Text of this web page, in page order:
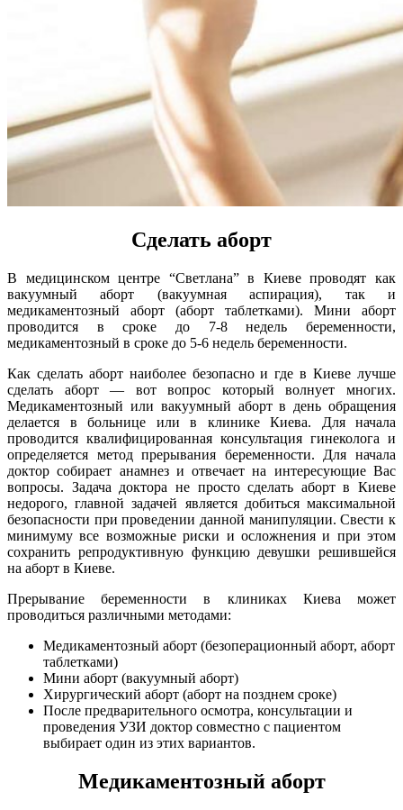
Сделать аборт
В медицинском центре “Светлана” в Киеве проводят как
вакуумный аборт (вакуумная аспирация), так и
медикаментозный аборт (аборт таблетками). Мини аборт
проводится в сроке до 7-8 недель беременности,
медикаментозный в сроке до 5-6 недель беременности.
Как сделать аборт наиболее безопасно и где в Киеве лучше
сделать аборт — вот вопрос который волнует многих.
Медикаментозный или вакуумный аборт в день обращения
делается в больнице или в клинике Киева. Для начала
проводится квалифицированная консультация гинеколога и
определяется метод прерывания беременности. Для начала
доктор собирает анамнез и отвечает на интересующие Вас
вопросы. Задача доктора не просто сделать аборт в Киеве
недорого, главной задачей является добиться максимальной
безопасности при проведении данной манипуляции. Свести к
минимуму все возможные риски и осложнения и при этом
сохранить репродуктивную функцию девушки решившейся
на аборт в Киеве.
Прерывание беременности в клиниках Киева может
проводиться различными методами:
Медикаментозный аборт (безоперационный аборт, аборт
таблетками)
Мини аборт (вакуумный аборт)
Хирургический аборт (аборт на позднем сроке)
После предварительного осмотра, консультации и
проведения УЗИ доктор совместно с пациентом
выбирает один из этих вариантов.
Медикаментозный аборт